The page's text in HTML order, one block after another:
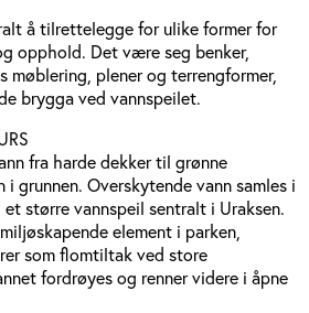
å tilrettelegge for ulike former for
opphold. Det være seg benker,
møblering, plener og terrengformer,
brygga ved vannspeilet.
fra harde dekker til grønne
grunnen. Overskytende vann samles i
større vannspeil sentralt i Uraksen.
element i parken,
som flomtiltak ved store
fordrøyes og renner videre i åpne